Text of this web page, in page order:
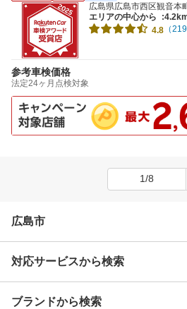
広島県広島市西区観音本
エリアの中心から
4.8 （
参考車検価格
法定24ヶ月点検対象
1/8
広島市
広島市安芸区
対応サービスから検索
Award 受賞店
ブランドから検索